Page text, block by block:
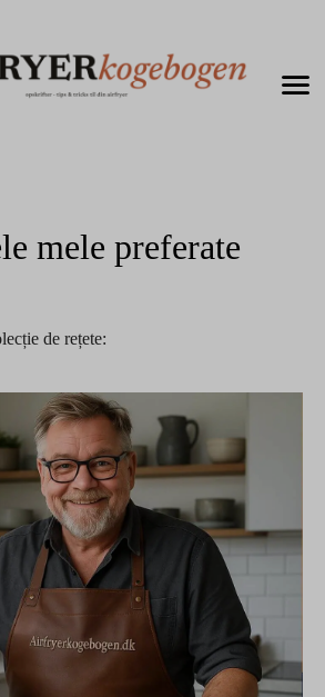
mele preferate
de rețete: